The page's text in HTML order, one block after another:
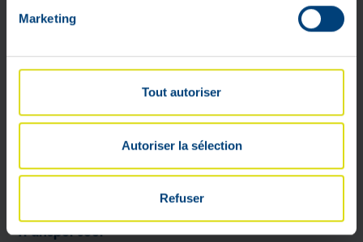
Marketing
Tout autoriser
Autoriser la sélection
Refuser
Méthode de paiement
Transporteur